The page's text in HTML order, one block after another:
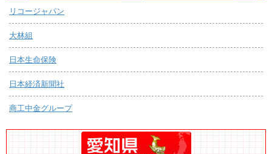
リコージャパン
大林組
日本生命保険
日本経済新聞社
商工中金グループ